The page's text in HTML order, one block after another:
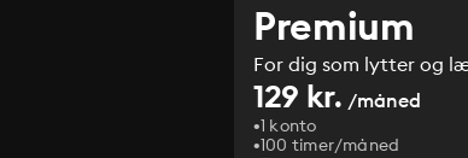
Premium
For dig som lytter og
129 kr. /måned
1 konto
100 timer/måned